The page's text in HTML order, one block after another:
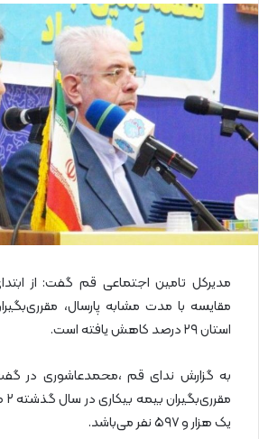
مدیرکل تامین اجتماعی قم گفت: از
مقایسه با مدت مشابه پارسال،
استان ۲۹ درصد کاهش یافته است.
به گزارش ندای قم ،محمدعاشوری در
یک هزار و ۵۹۷ نفر می‌باشد.